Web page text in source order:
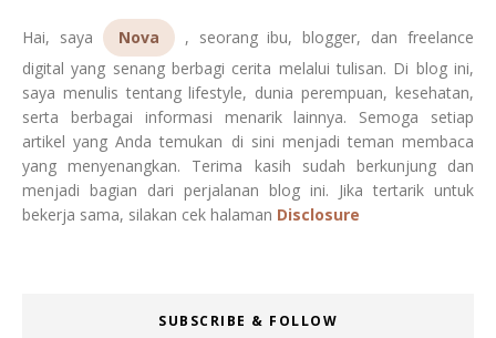
Hai, saya Nova
, seorang ibu, blogger, dan freelance
digital yang senang berbagi cerita melalui tulisan. Di blog ini,
saya menulis tentang lifestyle, dunia perempuan, kesehatan,
serta berbagai informasi menarik lainnya. Semoga setiap
artikel yang Anda temukan di sini menjadi teman membaca
yang menyenangkan. Terima kasih sudah berkunjung dan
menjadi bagian dari perjalanan blog ini. Jika tertarik untuk
bekerja sama, silakan cek halaman Disclosure
SUBSCRIBE & FOLLOW